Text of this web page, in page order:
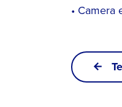
• Camera